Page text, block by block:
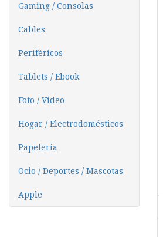
Gaming / Consolas
Cables
Periféricos
Tablets / Ebook
Foto / Video
Hogar / Electrodomésticos
Papelería
Ocio / Deportes / Mascotas
Apple